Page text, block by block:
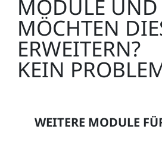
Energieversorgungskanal,
(3HE/384TE)
ST8008-1S
MODULE UND
MÖCHTEN
ERWEITERN?
KEIN
WEITERE MODULE